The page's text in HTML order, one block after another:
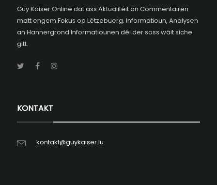
Guy Kaiser Online dat ass Aktualitéit an Commentairen
matt engem Fokus op Lëtzebuerg. Informatioun, Analysen
an Hannergrond Informatiounen déi der soss wäit siche
gitt.
KONTAKT
kontakt@guykaiser.lu